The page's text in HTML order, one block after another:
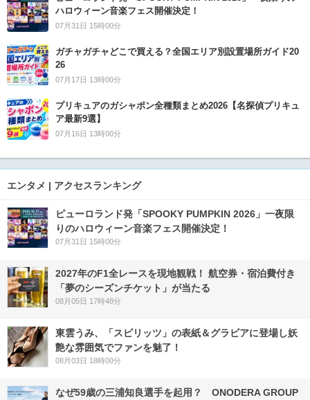
ハロウィーン音楽フェス開催決定！
07月31日 15時00分
ガチャガチャどこで買える？全国エリア別設置場所ガイド20
26
07月17日 13時00分
プリキュアのガシャポン全種類まとめ2026【名探偵プリキュ
ア最新9選】
07月16日 13時00分
エンタメ | アクセスランキング
ピューロランド発「SPOOKY PUMPKIN 2026」一夜限
りのハロウィーン音楽フェス開催決定！
07月31日 15時00分
2027年のF1全レースを現地観戦！ 航空券・宿泊費付き
「夢のシーズンチケット」が当たる
08月05日 17時48分
東雲うみ、「スピリッツ」の表紙＆グラビアに登場し妖
艶な雰囲気でファンを魅了！
08月03日 18時00分
なぜ59歳の三浦知良選手を起用？ ONODERA GROUP